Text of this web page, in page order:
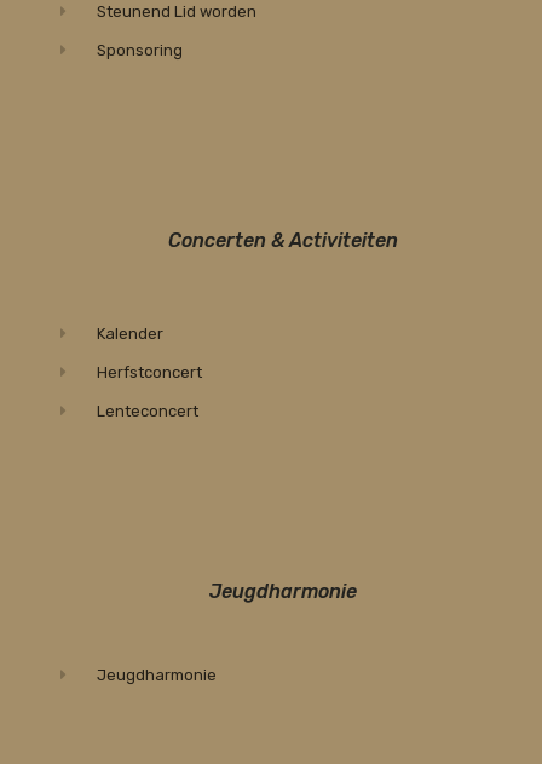
Steunend Lid worden
Sponsoring
Concerten & Activiteiten
Kalender
Herfstconcert
Lenteconcert
Jeugdharmonie
Jeugdharmonie